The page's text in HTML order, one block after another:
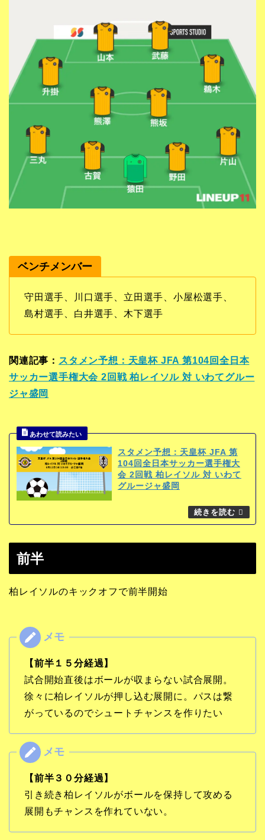
ベンチメンバー
守田選手、川口選手、立田選手、小屋松選手、
島村選手、白井選手、木下選手
関連記事： スタメン予想：天皇杯 JFA 第104回全日本
サッカー選手権大会 2回戦 柏レイソル 対 いわてグルー
ジャ盛岡
スタメン予想：天皇杯 JFA 第
104回全日本サッカー選手権大
会 2回戦 柏レイソル 対 いわて
グルージャ盛岡
前半
柏レイソルのキックオフで前半開始
【前半１５分経過】
試合開始直後はボールが収まらない試合展開。
徐々に柏レイソルが押し込む展開に。パスは繋
がっているのでシュートチャンスを作りたい
【前半３０分経過】
引き続き柏レイソルがボールを保持して攻める
展開もチャンスを作れていない。